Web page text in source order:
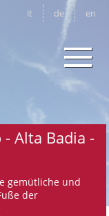
it de en
Alta Badia -
gemütliche und
der